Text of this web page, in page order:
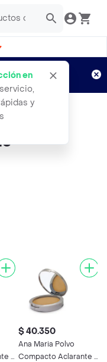
en
y
Aplican TyC
Y
y
$ 40.350
Ana Maria Polvo
Compacto Aclarante y